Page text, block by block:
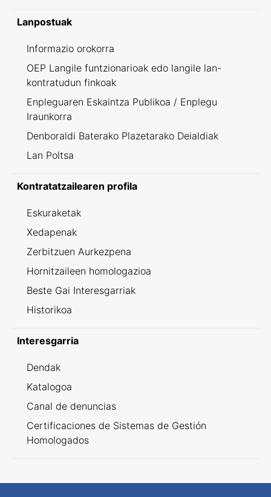
Lanpostuak
Informazio orokorra
OEP Langile funtzionarioak edo langile lan-
kontratudun finkoak
Enpleguaren Eskaintza Publikoa / Enplegu
Iraunkorra
Denboraldi Baterako Plazetarako Deialdiak
Lan Poltsa
Kontratatzailearen profila
Eskuraketak
Xedapenak
Zerbitzuen Aurkezpena
Hornitzaileen homologazioa
Beste Gai Interesgarriak
Historikoa
Interesgarria
Dendak
Katalogoa
Canal de denuncias
Certificaciones de Sistemas de Gestión
Homologados